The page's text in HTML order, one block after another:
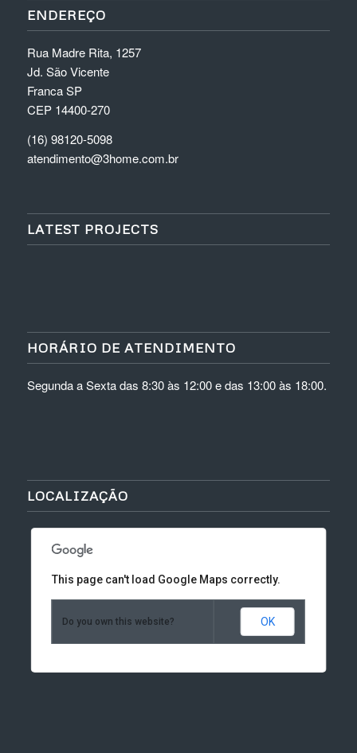
ENDEREÇO
Rua Madre Rita, 1257
Jd. São Vicente
Franca SP
CEP 14400-270
(16) 98120-5098
atendimento@3home.com.br
LATEST PROJECTS
HORÁRIO DE ATENDIMENTO
Segunda a Sexta das 8:30 às 12:00 e das 13:00 às 18:00.
LOCALIZAÇÃO
This page can't load Google Maps correctly.
Do you own this website? OK